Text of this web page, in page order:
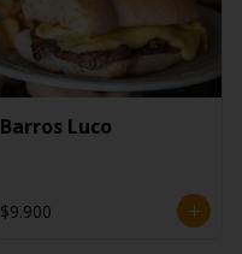
Barros Luco
$9.900